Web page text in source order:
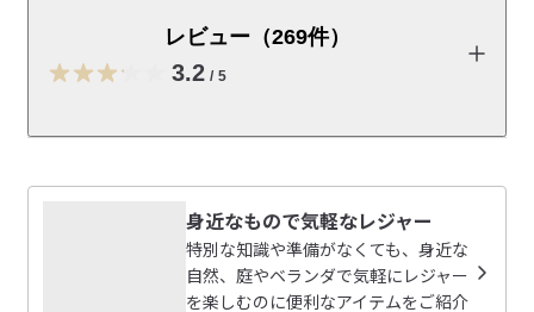
取扱説明書（PDF：2.4MB）
レビュー（269件）
3.2 / 5
身近なもので気軽なレジャー
特別な知識や準備がなくても、身近な
自然、庭やベランダで気軽にレジャー
を楽しむのに便利なアイテムをご紹介